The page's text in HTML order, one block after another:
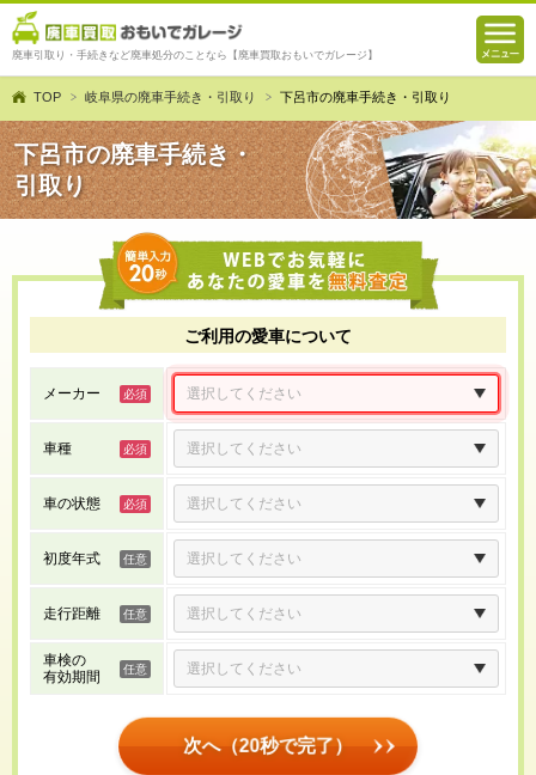
廃車引取り・手続きなど廃車処分のことなら【廃車買取おもいでガレージ】
TOP 岐阜県の廃車手続き・引取り 下呂市の廃車手続き・引取り
下呂市の廃車手続き・
引取り
ご利用の愛車について
メーカー
車種
車の状態
初度年式
走行距離
車検の
有効期間
次へ（20秒で完了）